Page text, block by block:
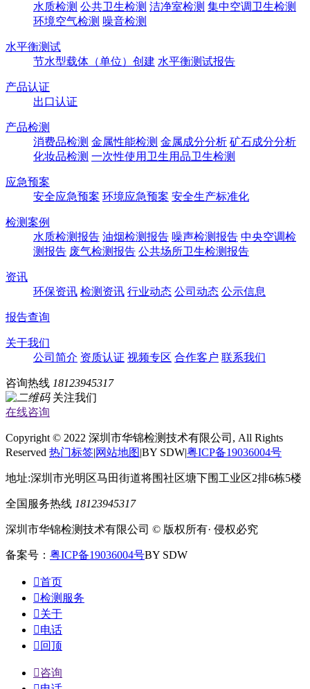
水质检测 公共卫生检测 洁净室检测 集中空调卫生检测
环境空气检测 噪音检测
水平衡测试
节水型载体（单位）创建 水平衡测试报告
产品认证
出口认证
产品检测
消费品检测 金属性能检测 金属成分分析 矿石成分分析
化妆品检测 一次性使用卫生用品卫生检测
应急预案
安全应急预案 环境应急预案 安全生产标准化
检测案例
水质检测报告 油烟检测报告 噪声检测报告 中央空调检
测报告 废气检测报告 公共场所卫生检测报告
资讯
环保资讯 检测资讯 行业动态 公司动态 公示信息
报告查询
关于我们
公司简介 资质认证 视频专区 合作客户 联系我们
咨询热线 18123945317
关注我们
在线咨询
Copyright © 2022 深圳市华锦检测技术有限公司, All Rights
Reserved 热门标签|网站地图|BY SDW|粤ICP备19036004号
地址:深圳市光明区马田街道将围社区塘下围工业区2排6栋5楼
全国服务热线 18123945317
深圳市华锦检测技术有限公司 © 版权所有· 侵权必究
备案号： 粤ICP备19036004号BY SDW
首页
检测服务
关于
电话
 回顶
咨询